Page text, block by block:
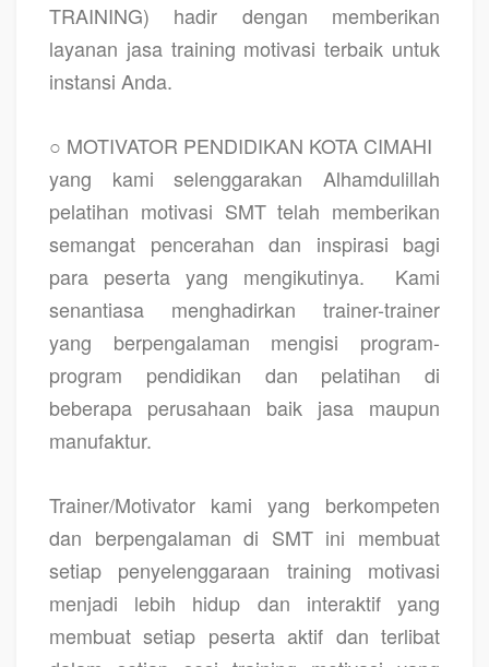
TRAINING) hadir dengan memberikan
layanan jasa training motivasi terbaik untuk
instansi Anda.
○ MOTIVATOR PENDIDIKAN KOTA CIMAHI
yang kami selenggarakan Alhamdulillah
pelatihan motivasi SMT telah memberikan
semangat pencerahan dan inspirasi bagi
para peserta yang mengikutinya.
Kami
senantiasa menghadirkan trainer-trainer
yang berpengalaman mengisi program-
program pendidikan dan pelatihan di
beberapa perusahaan baik jasa maupun
manufaktur.
Trainer/Motivator kami yang berkompeten
dan berpengalaman di SMT ini membuat
setiap penyelenggaraan training motivasi
menjadi lebih hidup dan interaktif yang
membuat setiap peserta aktif dan terlibat